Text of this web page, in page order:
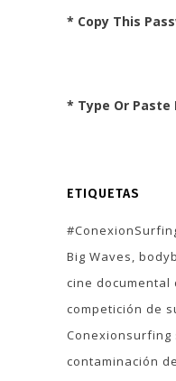
* Copy This
* Type Or Paste
ETIQUETAS
Big Waves
cine documental
competición de
Conexionsurfing
contaminación